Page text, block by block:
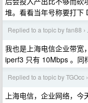
堆。看看当年号称要打下
Replied to a topic by fan88 ›
我也是上海电信企业带宽
iperf3 只有 10Mbps 。同
Replied to a topic by TGOcc ›
上海电信，企业网络，